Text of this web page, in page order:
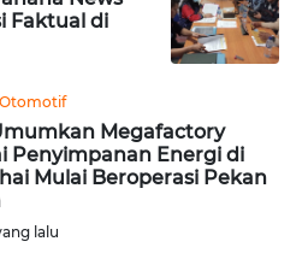
Faktual di
Megafactory
Penyimpanan Energi di
Mulai Beroperasi Pekan
lalu